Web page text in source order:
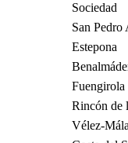
Sociedad
San Pedro
Estepona
Fuengirola
Rincón de
Vélez-